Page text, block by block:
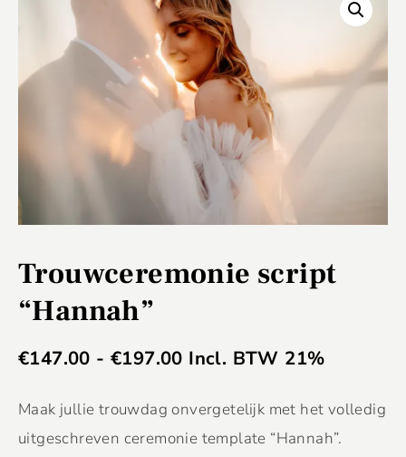
Trouwceremonie script
“Hannah”
€147.00 - €197.00 Incl. BTW 21%
Maak jullie trouwdag onvergetelijk met het volledig
uitgeschreven ceremonie template “Hannah”.